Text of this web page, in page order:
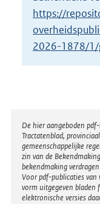
https://
2026-1878/
Disclaimer
De hier aangeboden
Tractatenblad,
gemeenschappelijke
zin van de
bekendmaking
Voor pdf-publicaties van
vorm uitgegeven bladen
elektronische versies